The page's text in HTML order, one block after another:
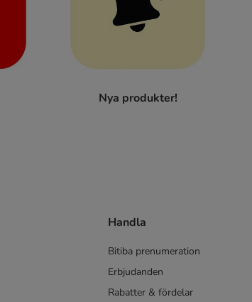
Nya produkter!
Handla
Bitiba prenumeration
Erbjudanden
Rabatter & fördelar